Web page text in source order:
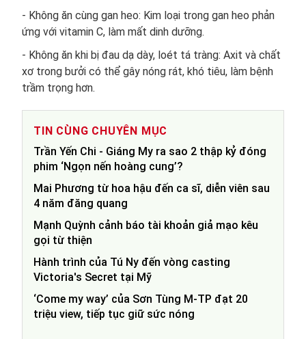
- Không ăn cùng gan heo: Kim loại trong gan heo phản
ứng với vitamin C, làm mất dinh dưỡng.
- Không ăn khi bị đau dạ dày, loét tá tràng: Axit và chất
xơ trong bưởi có thể gây nóng rát, khó tiêu, làm bệnh
trầm trọng hơn.
TIN CÙNG CHUYÊN MỤC
Trần Yến Chi - Giáng My ra sao 2 thập kỷ đóng
phim ‘Ngọn nến hoàng cung’?
Mai Phương từ hoa hậu đến ca sĩ, diễn viên sau
4 năm đăng quang
Mạnh Quỳnh cảnh báo tài khoản giả mạo kêu
gọi từ thiện
Hành trình của Tú Ny đến vòng casting
Victoria's Secret tại Mỹ
‘Come my way’ của Sơn Tùng M-TP đạt 20
triệu view, tiếp tục giữ sức nóng